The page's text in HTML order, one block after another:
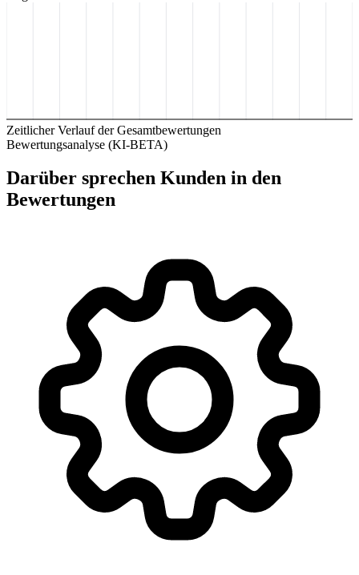
Zeitlicher Verlauf der Gesamtbewertungen
Bewertungsanalyse (KI-BETA)
Darüber sprechen Kunden in den
Bewertungen